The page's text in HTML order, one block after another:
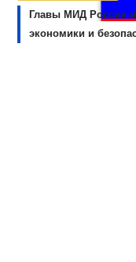
Главы МИД России
экономики и